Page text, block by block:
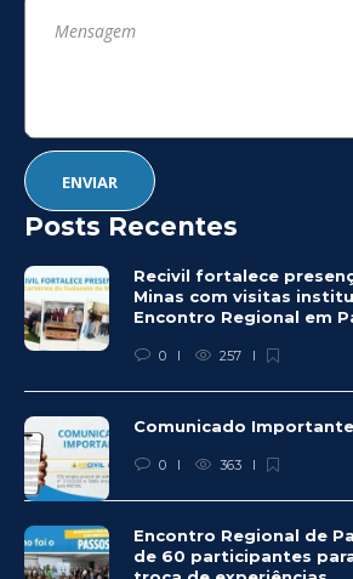
Posts Recentes
Recivil fortalece
Minas com visitas
Encontro Regional em
0 257
Comunicado
0 363
Encontro Regional de
de 60 participantes